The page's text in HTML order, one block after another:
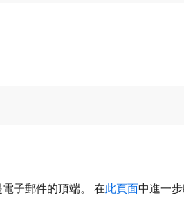
子郵件的頂端。 在此頁面中進一